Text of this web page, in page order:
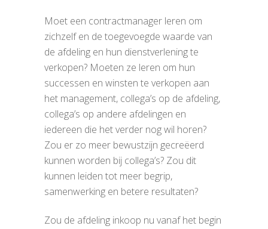
Moet een contractmanager leren om
zichzelf en de toegevoegde waarde van
de afdeling en hun dienstverlening te
verkopen? Moeten ze leren om hun
successen en winsten te verkopen aan
het management, collega’s op de afdeling,
collega’s op andere afdelingen en
iedereen die het verder nog wil horen?
Zou er zo meer bewustzijn gecreëerd
kunnen worden bij collega’s? Zou dit
kunnen leiden tot meer begrip,
samenwerking en betere resultaten?
Zou de afdeling inkoop nu vanaf het begin